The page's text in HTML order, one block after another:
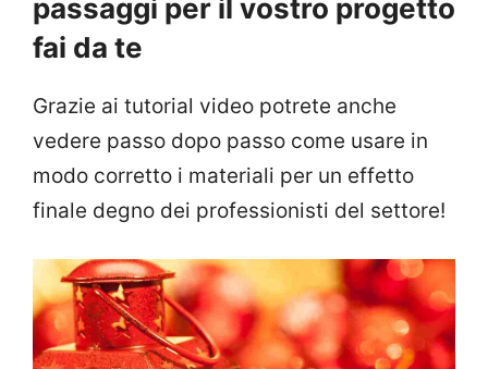
passaggi per il vostro progetto
fai da te
Grazie ai tutorial video potrete anche
vedere passo dopo passo come usare in
modo corretto i materiali per un effetto
finale degno dei professionisti del settore!